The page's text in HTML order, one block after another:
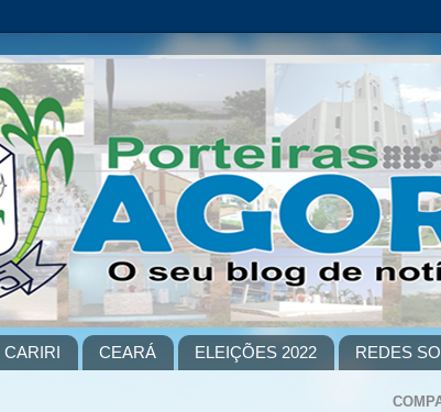
CARIRI CEARÁ ELEIÇÕES 2022 REDES